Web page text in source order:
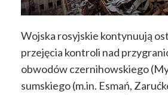
Wojska rosyjskie kontynuują
przejęcia kontroli nad
obwodów czernihowskiego
sumskiego (m.in. Esmań,